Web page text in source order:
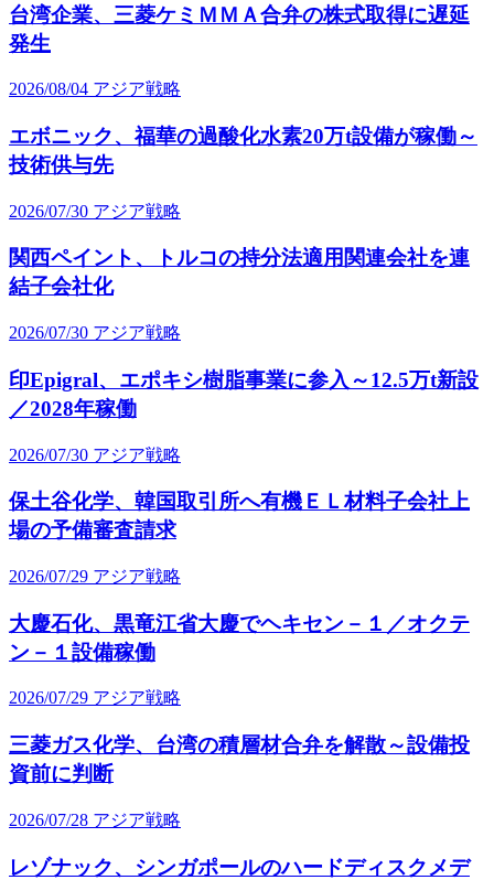
台湾企業、三菱ケミＭＭＡ合弁の株式取得に遅延
発生
2026/08/04 アジア戦略
エボニック、福華の過酸化水素20万t設備が稼働～
技術供与先
2026/07/30 アジア戦略
関西ペイント、トルコの持分法適用関連会社を連
結子会社化
2026/07/30 アジア戦略
印Epigral、エポキシ樹脂事業に参入～12.5万t新設
／2028年稼働
2026/07/30 アジア戦略
保土谷化学、韓国取引所へ有機ＥＬ材料子会社上
場の予備審査請求
2026/07/29 アジア戦略
大慶石化、黒竜江省大慶でヘキセン－１／オクテ
ン－１設備稼働
2026/07/29 アジア戦略
三菱ガス化学、台湾の積層材合弁を解散～設備投
資前に判断
2026/07/28 アジア戦略
レゾナック、シンガポールのハードディスクメデ